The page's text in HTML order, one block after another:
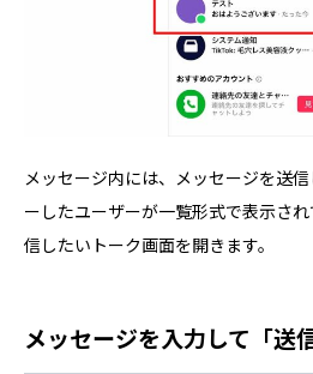
メッセージ内には、メッセージを送
ーしたユーザーが一覧形式で表示さ
信したいトーク画面を開きます。
メッセージを入力して「送